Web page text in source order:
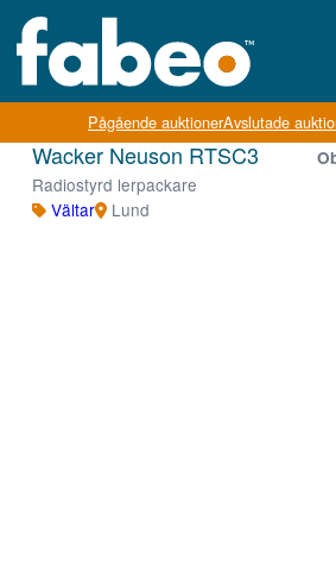
Pågående auktionerAvslutade
Wacker Neuson RTSC3
Radiostyrd lerpackare
Vältar
Lund